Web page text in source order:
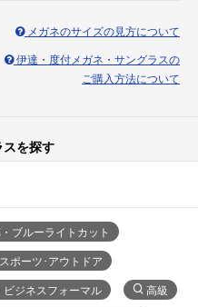
メガネのサイズの見方について
伊達・度付メガネ・サングラスの
ご購入方法について
スを探す
・ブルーライトカット
スポーツ･アウトドア
ビジネスフォーマル 高級